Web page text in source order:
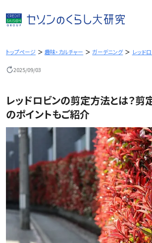
容
を
キトップページ 趣味・カルチャー ガーデニング レッド
2025/09/03
レッドロビンの剪定方法とは？剪
のポイントもご紹介